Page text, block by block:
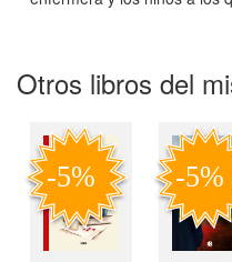
Otros libros del